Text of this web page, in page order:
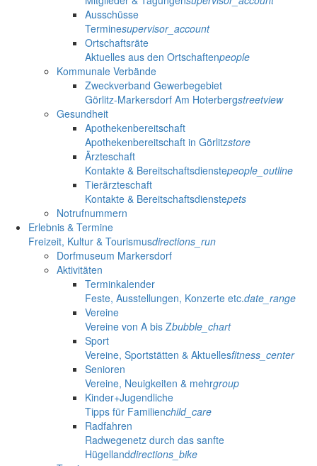
Ausschüsse
Terminesupervisor_account
Ortschaftsräte
Aktuelles aus den Ortschaftenpeople
Kommunale Verbände
Zweckverband Gewerbegebiet
Görlitz-Markersdorf Am Hoterbergstreetview
Gesundheit
Apothekenbereitschaft
Apothekenbereitschaft in Görlitzstore
Ärzteschaft
Kontakte & Bereitschaftsdienstepeople_outline
Tierärzteschaft
Kontakte & Bereitschaftsdienstepets
Notrufnummern
Erlebnis & Termine
Freizeit, Kultur & Tourismusdirections_run
Dorfmuseum Markersdorf
Aktivitäten
Terminkalender
Feste, Ausstellungen, Konzerte etc.date_range
Vereine
Vereine von A bis Zbubble_chart
Sport
Vereine, Sportstätten & Aktuellesfitness_center
Senioren
Vereine, Neuigkeiten & mehrgroup
Kinder+Jugendliche
Tipps für Familienchild_care
Radfahren
Radwegenetz durch das sanfte
Hügellanddirections_bike